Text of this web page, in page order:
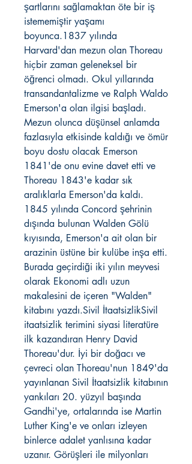
şartlarını sağlamaktan öte bir iş
istememiştir yaşamı
boyunca.1837 yılında
Harvard'dan mezun olan Thoreau
hiçbir zaman geleneksel bir
öğrenci olmadı. Okul yıllarında
transandantalizme ve Ralph Waldo
Emerson'a olan ilgisi başladı.
Mezun olunca düşünsel anlamda
fazlasıyla etkisinde kaldığı ve ömür
boyu dostu olacak Emerson
1841'de onu evine davet etti ve
Thoreau 1843'e kadar sık
aralıklarla Emerson'da kaldı.
1845 yılında Concord şehrinin
dışında bulunan Walden Gölü
kıyısında, Emerson'a ait olan bir
arazinin üstüne bir kulübe inşa etti.
Burada geçirdiği iki yılın meyvesi
olarak Ekonomi adlı uzun
makalesini de içeren "Walden"
kitabını yazdı.Sivil İtaatsizlikSivil
itaatsizlik terimini siyasi literatüre
ilk kazandıran Henry David
Thoreau'dur. İyi bir doğacı ve
çevreci olan Thoreau'nun 1849'da
yayınlanan Sivil İtaatsizlik kitabının
yankıları 20. yüzyıl başında
Gandhi'ye, ortalarında ise Martin
Luther King'e ve onları izleyen
binlerce adalet yanlısına kadar
uzanır. Görüşleri ile milyonları